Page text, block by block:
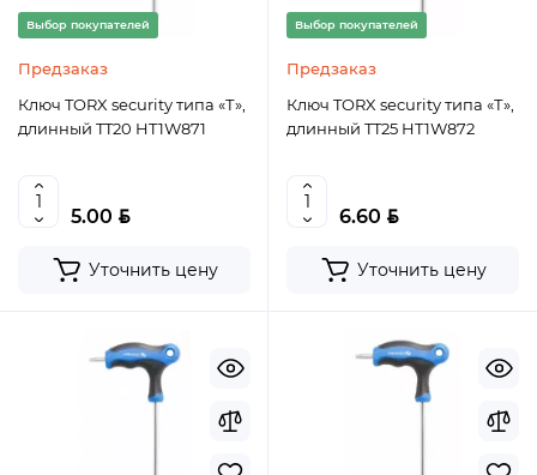
Выбор покупателей
Предзаказ
Ключ TORX security типа «Т»,
длинный TT20 HT1W871
5.00 BYN
Уточнить цену
Выбор покупателей
Предзаказ
Ключ TORX security типа «Т»,
длинный TT25 HT1W872
6.60 BYN
Уточнить цену